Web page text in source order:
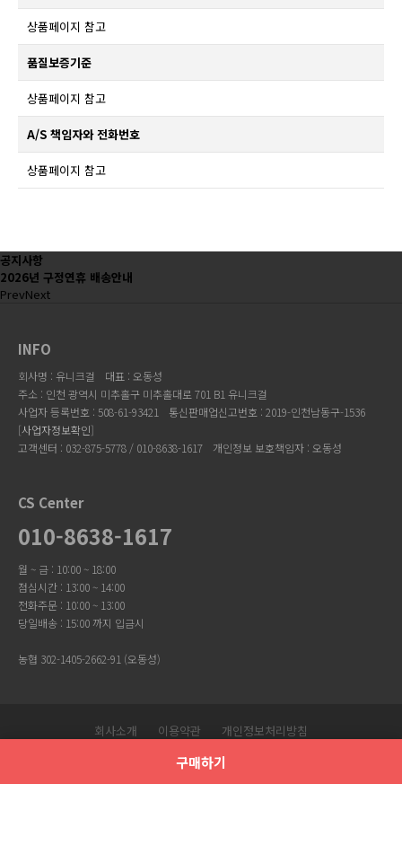
구매하기
상품페이지 참고
품질보증기준
상품페이지 참고
A/S 책임자와 전화번호
상품페이지 참고
공지사항
2026년 구정연휴 배송안내
PrevNext
INFO
회사명 : 유니크걸
대표 : 오동성
주소 : 인천 광역시 미추홀구 미추홀대로 701 B1 유니크걸
사업자 등록번호 : 508-61-93421
통신판매업신고번호 : 2019-인천남동구-1536
[사업자정보확인]
고객센터 : 032-875-5778 / 010-8638-1617
개인정보 보호책임자 : 오동성
CS Center
010-8638-1617
월 ~ 금 : 10:00 ~ 18:00
점심시간 : 13:00 ~ 14:00
전화주문 : 10:00 ~ 13:00
당일배송 : 15:00 까지 입금시
농협 302-1405-2662-91 (오동성)
회사소개 이용약관
개인정보처리방침
Copyright © 유니크걸. All Rights Reserved.